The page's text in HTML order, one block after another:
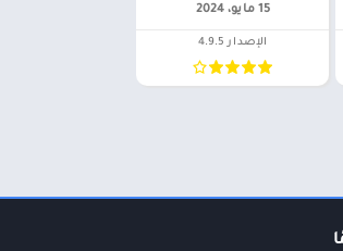
15 مايو، 2024
الإصدار 4.9.5